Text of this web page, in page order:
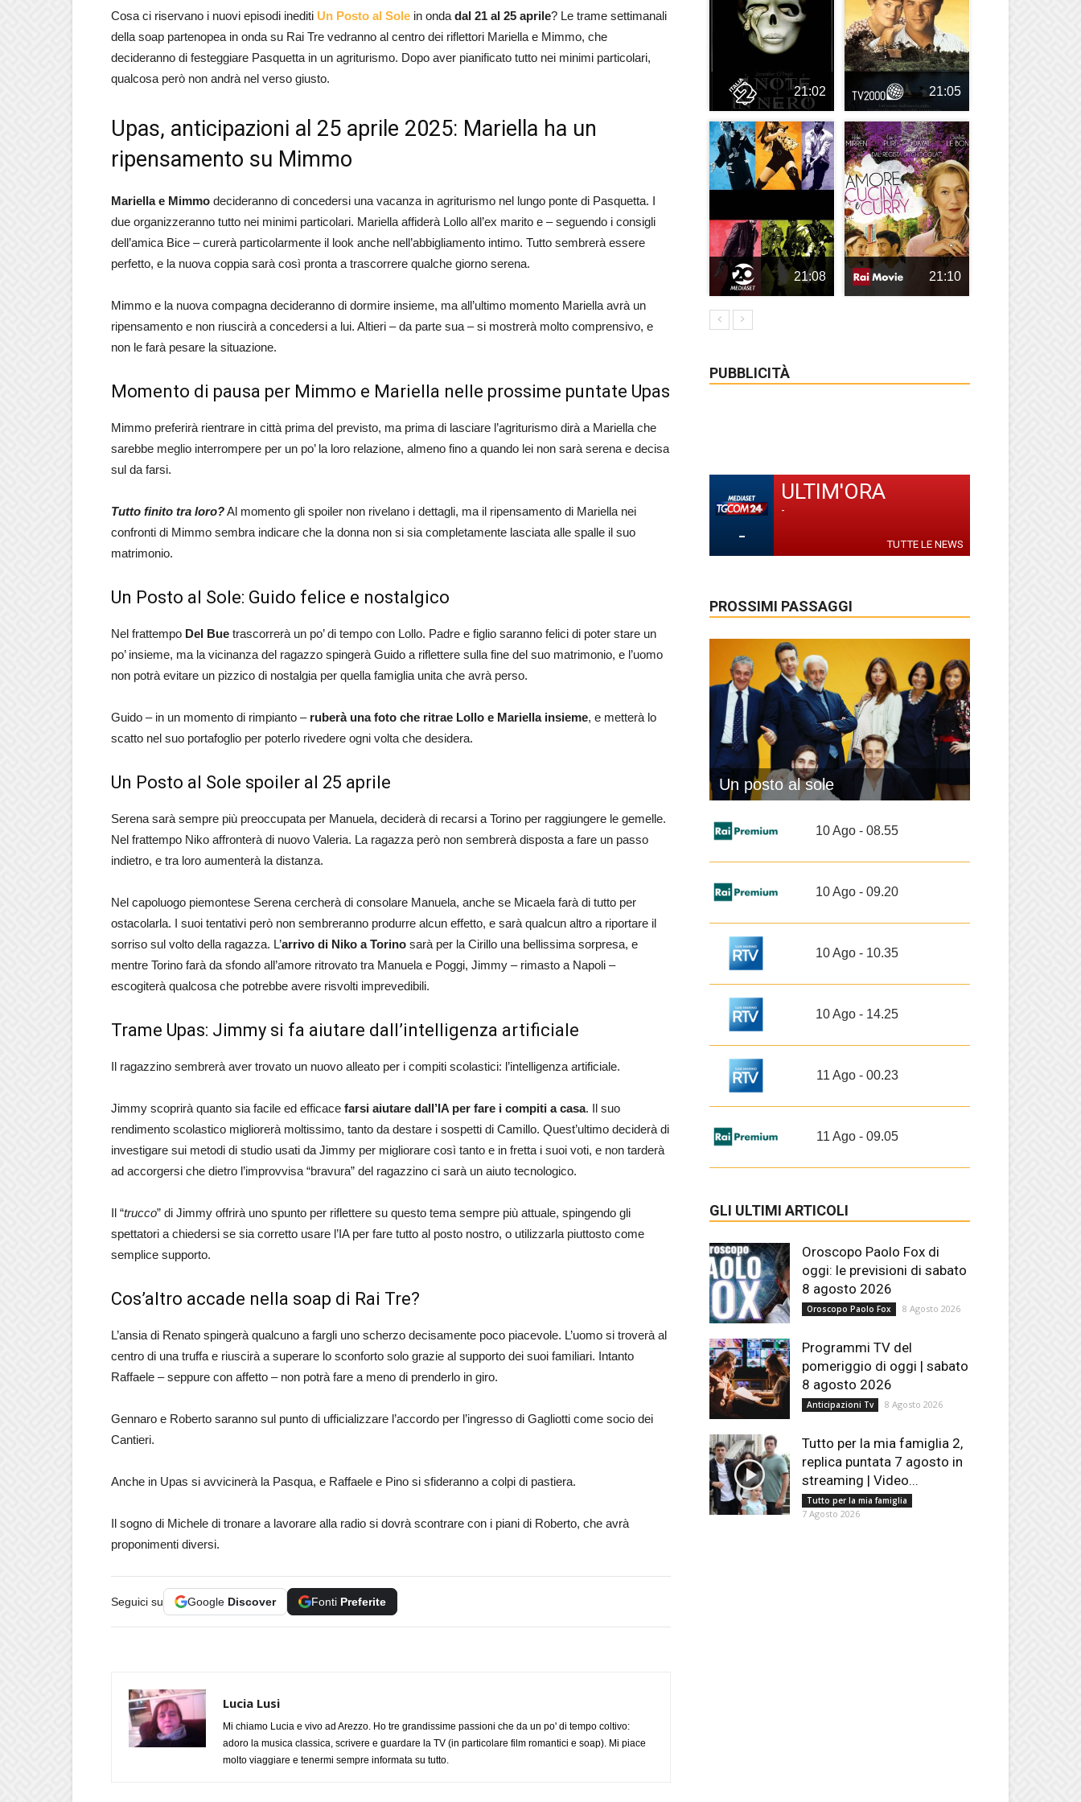
Cosa ci riservano i nuovi episodi inediti Un Posto al Sole in onda dal 21 al 25 aprile? Le trame settimanali
della soap partenopea in onda su Rai Tre vedranno al centro dei riflettori Mariella e Mimmo, che
decideranno di festeggiare Pasquetta in un agriturismo. Dopo aver pianificato tutto nei minimi particolari,
qualcosa però non andrà nel verso giusto.
Upas, anticipazioni al 25 aprile 2025: Mariella ha un
ripensamento su Mimmo
Mariella e Mimmo decideranno di concedersi una vacanza in agriturismo nel lungo ponte di Pasquetta. I
due organizzeranno tutto nei minimi particolari. Mariella affiderà Lollo all’ex marito e – seguendo i consigli
dell’amica Bice – curerà particolarmente il look anche nell’abbigliamento intimo. Tutto sembrerà essere
perfetto, e la nuova coppia sarà così pronta a trascorrere qualche giorno serena.
Mimmo e la nuova compagna decideranno di dormire insieme, ma all’ultimo momento Mariella avrà un
ripensamento e non riuscirà a concedersi a lui. Altieri – da parte sua – si mostrerà molto comprensivo, e
non le farà pesare la situazione.
Momento di pausa per Mimmo e Mariella nelle prossime puntate Upas
Mimmo preferirà rientrare in città prima del previsto, ma prima di lasciare l’agriturismo dirà a Mariella che
sarebbe meglio interrompere per un po’ la loro relazione, almeno fino a quando lei non sarà serena e decisa
sul da farsi.
Tutto finito tra loro?Al momento gli spoiler non rivelano i dettagli, ma il ripensamento di Mariella nei
confronti di Mimmo sembra indicare che la donna non si sia completamente lasciata alle spalle il suo
matrimonio.
Un Posto al Sole: Guido felice e nostalgico
Nel frattempo Del Bue trascorrerà un po’ di tempo con Lollo. Padre e figlio saranno felici di poter stare un
po’ insieme, ma la vicinanza del ragazzo spingerà Guido a riflettere sulla fine del suo matrimonio, e l’uomo
non potrà evitare un pizzico di nostalgia per quella famiglia unita che avrà perso.
Guido – in un momento di rimpianto – ruberà una foto che ritrae Lollo e Mariella insieme, e metterà lo
scatto nel suo portafoglio per poterlo rivedere ogni volta che desidera.
Un Posto al Sole spoiler al 25 aprile
Serena sarà sempre più preoccupata per Manuela, deciderà di recarsi a Torino per raggiungere le gemelle.
Nel frattempo Niko affronterà di nuovo Valeria. La ragazza però non sembrerà disposta a fare un passo
indietro, e tra loro aumenterà la distanza.
Nel capoluogo piemontese Serena cercherà di consolare Manuela, anche se Micaela farà di tutto per
ostacolarla. I suoi tentativi però non sembreranno produrre alcun effetto, e sarà qualcun altro a riportare il
sorriso sul volto della ragazza. L’arrivo di Niko a Torino sarà per la Cirillo una bellissima sorpresa, e
mentre Torino farà da sfondo all’amore ritrovato tra Manuela e Poggi, Jimmy – rimasto a Napoli –
escogiterà qualcosa che potrebbe avere risvolti imprevedibili.
Trame Upas: Jimmy si fa aiutare dall’intelligenza artificiale
Il ragazzino sembrerà aver trovato un nuovo alleato per i compiti scolastici: l’intelligenza artificiale.
Jimmy scoprirà quanto sia facile ed efficace farsi aiutare dall’IA per fare i compiti a casa. Il suo
rendimento scolastico migliorerà moltissimo, tanto da destare i sospetti di Camillo. Quest’ultimo deciderà di
investigare sui metodi di studio usati da Jimmy per migliorare così tanto e in fretta i suoi voti, e non tarderà
ad accorgersi che dietro l’improvvisa “bravura” del ragazzino ci sarà un aiuto tecnologico.
Il “trucco” di Jimmy offrirà uno spunto per riflettere su questo tema sempre più attuale, spingendo gli
spettatori a chiedersi se sia corretto usare l’IA per fare tutto al posto nostro, o utilizzarla piuttosto come
semplice supporto.
Cos’altro accade nella soap di Rai Tre?
L’ansia di Renato spingerà qualcuno a fargli uno scherzo decisamente poco piacevole. L’uomo si troverà al
centro di una truffa e riuscirà a superare lo sconforto solo grazie al supporto dei suoi familiari. Intanto
Raffaele – seppure con affetto – non potrà fare a meno di prenderlo in giro.
Gennaro e Roberto saranno sul punto di ufficializzare l’accordo per l’ingresso di Gagliotti come socio dei
Cantieri.
Anche in Upas si avvicinerà la Pasqua, e Raffaele e Pino si sfideranno a colpi di pastiera.
Il sogno di Michele di tronare a lavorare alla radio si dovrà scontrare con i piani di Roberto, che avrà
proponimenti diversi.
Seguici su Google Discover Fonti Preferite
Lucia Lusi
Mi chiamo Lucia e vivo ad Arezzo. Ho tre grandissime passioni che da un po' di tempo coltivo:
adoro la musica classica, scrivere e guardare la TV (in particolare film romantici e soap). Mi piace
molto viaggiare e tenermi sempre informata su tutto.
21:02 21:05
21:08 21:10
PUBBLICITÀ
-
ULTIM'ORA
-
TUTTE LE NEWS
PROSSIMI PASSAGGI
Un posto al sole
10 Ago - 08.55
10 Ago - 09.20
10 Ago - 10.35
10 Ago - 14.25
11 Ago - 00.23
11 Ago - 09.05
GLI ULTIMI ARTICOLI
Oroscopo Paolo Fox di
oggi: le previsioni di sabato
8 agosto 2026
Oroscopo Paolo Fox 8 Agosto 2026
Programmi TV del
pomeriggio di oggi | sabato
8 agosto 2026
Anticipazioni Tv 8 Agosto 2026
Tutto per la mia famiglia 2,
replica puntata 7 agosto in
streaming | Video...
Tutto per la mia famiglia
7 Agosto 2026